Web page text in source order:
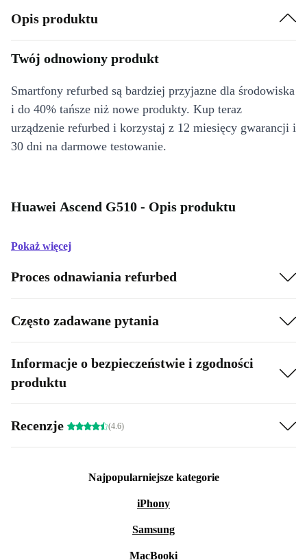
Opis produktu
Twój odnowiony produkt
Smartfony refurbed są bardziej przyjazne dla środowiska
i do 40% tańsze niż nowe produkty. Kup teraz
urządzenie refurbed i korzystaj z 12 miesięcy gwarancji i
30 dni na darmowe testowanie.
Huawei Ascend G510 - Opis produktu
Pokaż więcej
Proces odnawiania refurbed
Często zadawane pytania
Informacje o bezpieczeństwie i zgodności
produktu
Recenzje (4.6)
Najpopularniejsze kategorie
iPhony
Samsung
MacBooki